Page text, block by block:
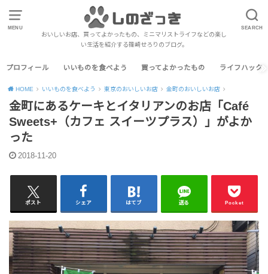
MENU SEARCH
おいしいお店、買ってよかったもの、ミニマリストライフなどの楽し
い生活を紹介する篠崎せろりのブログ。
プロフィール いいものを食べよう 買ってよかったもの ライフハック
HOME いいものを食べよう 東京のおいしいお店 金町のおいしいお店
金町にあるケーキとイタリアンのお店「Café
Sweets+（カフェ スイーツプラス）」がよか
った
2018-11-20
ポスト シェア はてブ 送る Pocket